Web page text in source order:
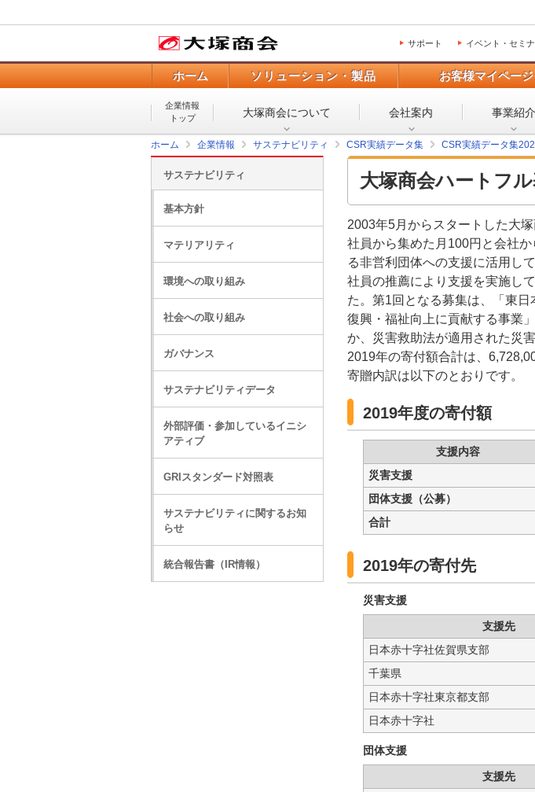
サポート イベント・セミ
ホーム ソリューション・製品 お客様マイページ
企業情報
トップ
大塚商会について 会社案内 事業紹介
ホーム 企業情報 サステナビリティ CSR実績データ集 CSR実績データ集
大塚商会ハートフ
2003年5月からスタートした大
社員から集めた月100円と会社
る非営利団体への支援に活用して
社員の推薦により支援を実施し
た。第1回となる募集は、「東
復興・福祉向上に貢献する事業
か、災害救助法が適用された災
2019年の寄付額合計は、
寄贈内訳は以下のとおりです。
2019年度の寄付額
支援内容
災害支援
団体支援（公募）
合計
2019年の寄付先
災害支援
支援先
日本赤十字社佐賀県支部
千葉県
日本赤十字社東京都支部
日本赤十字社
団体支援
支援先
サステナビリティ
基本方針
マテリアリティ
環境への取り組み
社会への取り組み
ガバナンス
サステナビリティデータ
外部評価・参加しているイニシ
アティブ
GRIスタンダード対照表
サステナビリティに関するお知
らせ
統合報告書（IR情報）